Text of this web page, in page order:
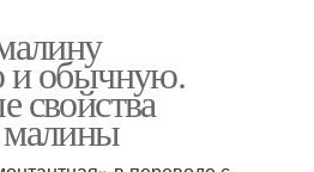
и обычную.
свойства
малины